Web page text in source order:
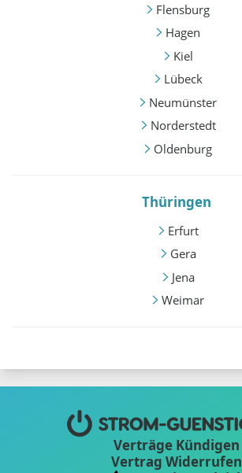
Flensburg
Hagen
Kiel
Lübeck
Neumünster
Norderstedt
Oldenburg
Thüringen
Erfurt
Gera
Jena
Weimar
Verträge Kündigen
Vertrag Widerrufen